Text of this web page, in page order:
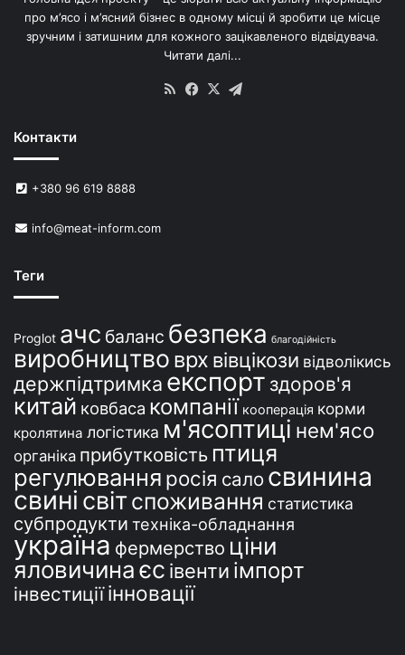
е
й
У
р
ї
про м’ясо і м’ясний бізнес в одному місці й зробити це місце
зручним і затишним для кожного зацікавленого відвідувача.
Читати далі...
RSS Facebook
X
Контакти
+380 96 619 8888
info@meat-inform.com
Теги
Proglot ачс баланс безпека благодійність
виробництво врх вівцікози відволікись
держпідтримка експорт здоров'я
китай ковбаса компанії кооперація корми
кролятина логістика м'ясоптиці нем'ясо
органіка прибутковість птиця
регулювання росія сало свинина
свині світспоживання статистика
субпродукти техніка-обладнання
україна фермерство ціни
яловичинаєс івенти імпорт
інвестиції інновації